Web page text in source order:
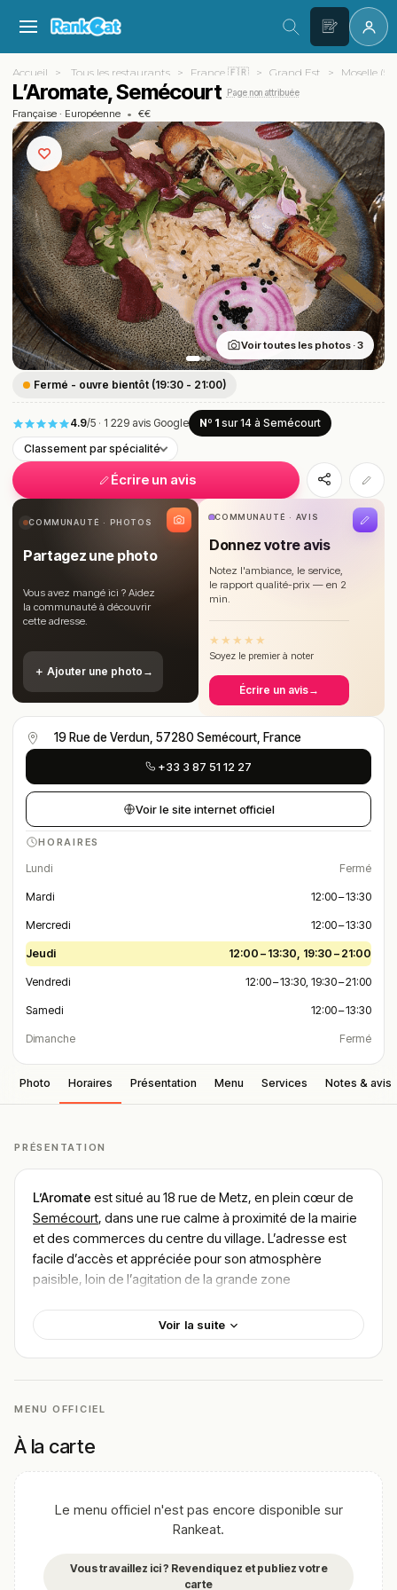
Accueil Tous les restaurants France 🇫🇷 Grand Est Moselle
L’Aromate, Semécourt Page non attribuée
Française · Européenne • €€
Fermé - ouvre bientôt (19:30 - 21:00)
4.9/5 · 1 229 avis Google Nº 1 sur 14 à Semécourt
Classement par spécialité
Écrire un avis
Voir toutes les photos · 3
COMMUNAUTÉ · PHOTOS
Partagez une photo
Vous avez mangé ici ? Aidez
la communauté à découvrir
cette adresse.
＋ Ajouter une photo →
COMMUNAUTÉ · AVIS
Donnez votre avis
Notez l'ambiance, le service,
le rapport qualité-prix — en 2
min.
★ ★ ★ ★ ★
Soyez le premier à noter
Écrire un avis→
19 Rue de Verdun, 57280 Semécourt, France
+33 3 87 51 12 27
Voir le site internet officiel
HORAIRES
Lundi Fermé
Mardi 12:00 – 13:30
Mercredi 12:00 – 13:30
Jeudi 12:00 – 13:30, 19:30 – 21:00
Vendredi 12:00 – 13:30, 19:30 – 21:00
Samedi 12:00 – 13:30
Dimanche Fermé
Photo Horaires Présentation Menu Services Notes & avis
PRÉSENTATION
L’Aromate est situé au 18 rue de Metz, en plein cœur de
Semécourt, dans une rue calme à proximité de la mairie
et des commerces du centre du village. L’adresse est
facile d’accès et appréciée pour son atmosphère
paisible, loin de l’agitation de la grande zone
En entrant, on découvre un décor chaleureux et
l’on prend plaisir à s’attabler le temps d’un déjeuner
L’Aromate met en avant une
inspirée par les produits de saison, les recettes
sur place. L’accent est mis sur la fraîcheur, la simplicité
Selon la période, la carte s’adapte : suggestions du jour,
plats mijotés, inspirations plus méditerranéennes ou
Voir la suite
MENU OFFICIEL
À la carte
Le menu officiel n'est pas encore disponible sur
Rankeat.
Vous travaillez ici ? Revendiquez et publiez votre
carte